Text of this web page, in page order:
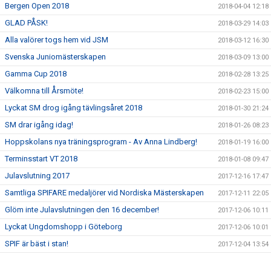
Bergen Open 2018 2018-04-04 12:18
GLAD PÅSK! 2018-03-29 14:03
Alla valörer togs hem vid JSM 2018-03-12 16:30
Svenska Juniomästerskapen 2018-03-09 13:00
Gamma Cup 2018 2018-02-28 13:25
Välkomna till Årsmöte! 2018-02-23 15:00
Lyckat SM drog igång tävlingsåret 2018 2018-01-30 21:24
SM drar igång idag! 2018-01-26 08:23
Hoppskolans nya träningsprogram - Av Anna Lindberg! 2018-01-19 16:00
Terminsstart VT 2018 2018-01-08 09:47
Julavslutning 2017 2017-12-16 17:47
Samtliga SPIFARE medaljörer vid Nordiska Mästerskapen 2017-12-11 22:05
Glöm inte Julavslutningen den 16 december! 2017-12-06 10:11
Lyckat Ungdomshopp i Göteborg 2017-12-06 10:01
SPIF är bäst i stan! 2017-12-04 13:54